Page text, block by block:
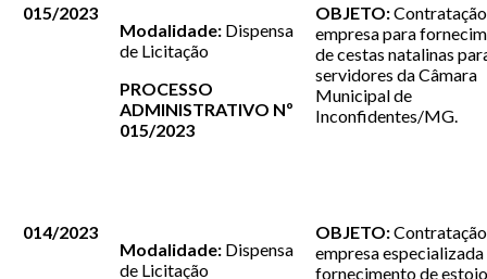
015/2023
Modalidade: Dispensa
de Licitação
PROCESSO
ADMINISTRATIVO Nº
015/2023
OBJETO:
empresa para
de cestas natalinas
servidores da Câmara
Municipal de
Inconfidentes/MG.
014/2023
Modalidade: Dispensa
de Licitação
OBJETO:
empresa
fornecimento de